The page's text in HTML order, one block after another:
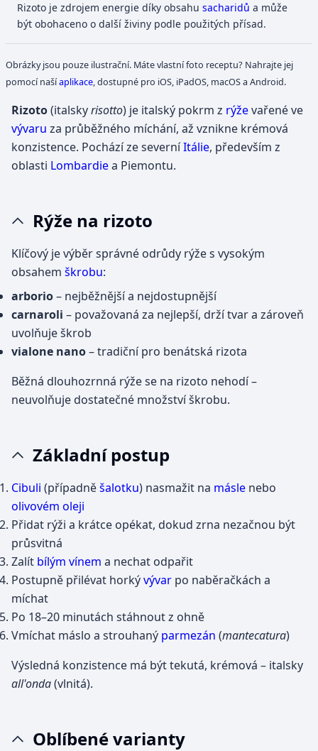
Rizoto je zdrojem energie díky obsahusacharidů a může
být obohaceno o další živiny podle použitých přísad.
Obrázky jsou pouze ilustrační. Máte vlastní foto receptu? Nahrajte jej
pomocí našíaplikace , dostupné pro iOS, iPadOS, macOS a Android.
Rizoto(italskyrisotto) je italský pokrm z rýževařené ve
vývaru za průběžného míchání, až vznikne krémová
konzistence. Pochází ze severníItálie, především z
oblasti Lombardiea Piemontu.
Rýže na rizoto
Klíčový je výběr správné odrůdy rýže s vysokým
obsahem škrobu:
arborio– nejběžnější a nejdostupnější
carnaroli – považovaná za nejlepší, drží tvar a zároveň
uvolňuje škrob
vialone nano– tradiční pro benátská rizota
Běžná dlouhozrnná rýže se na rizoto nehodí –
neuvolňuje dostatečné množství škrobu.
Základní postup
Cibuli (případněšalotku) nasmažit na másle nebo
olivovém oleji
Přidat rýži a krátce opékat, dokud zrna nezačnou být
průsvitná
Zalít bílým vínem a nechat odpařit
Postupně přilévat horkývývar po naběračkách a
míchat
Po 18–20 minutách stáhnout z ohně
Vmíchat máslo a strouhaný parmezán (mantecatura)
Výsledná konzistence má být tekutá, krémová – italsky
all'onda(vlnitá).
Oblíbené varianty